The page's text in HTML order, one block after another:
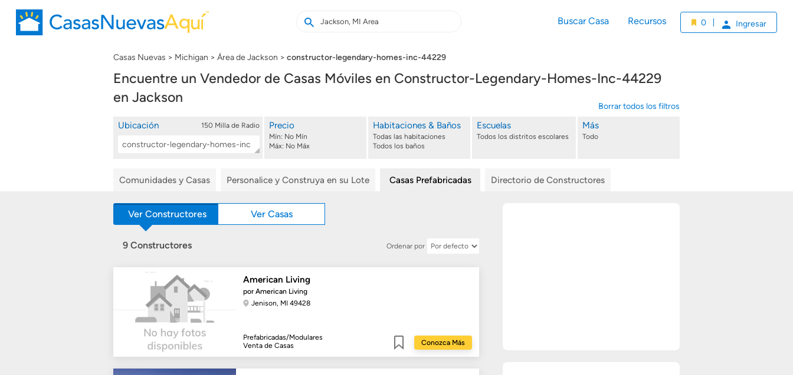
Buscar
casas
Buscar
Buscar Casa Recursos 0 Ingresar
Casas Nuevas Michigan Área de Jackson constructor-legendary-homes-inc-44229
Encuentre un Vendedor de Casas Móviles en Constructor-Legendary-Homes-Inc-44229
en Jackson
Borrar todos los filtros
Ubicación 150 Milla de Radio
Search
Buscar
Precio
Mín: No Mín
Máx: No Máx
Habitaciones & Baños
Todas las habitaciones
Todos los baños
Escuelas
Todos los distritos escolares
Más
Todo
Comunidades y Casas Personalice y Construya en su Lote Casas Prefabricadas Directorio de Constructores
Ver Constructores Ver Casas
9 Constructores Ordenar por
American Living
por American Living
Jenison, MI 49428
Prefabricadas/Modulares
Venta de Casas
Conozca Más